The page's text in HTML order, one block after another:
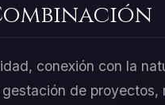
conexión con la
de proyectos,